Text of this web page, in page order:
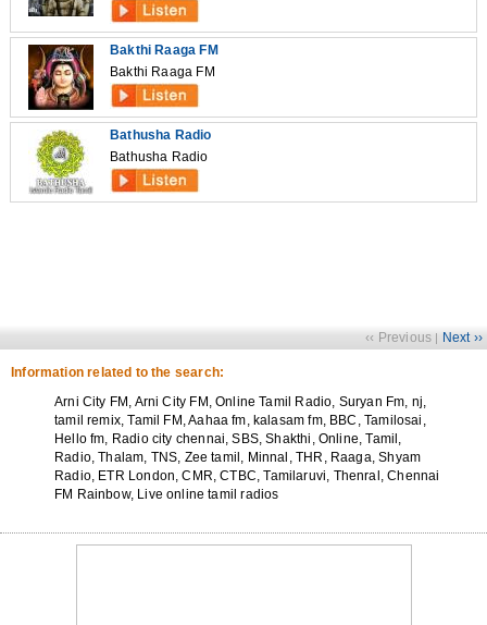
Bakthi Raaga FM
Bakthi Raaga FM
Bathusha Radio
Bathusha Radio
‹‹ Previous | Next ››
Information related to the search:
Arni City FM, Arni City FM, Online Tamil Radio, Suryan Fm, nj,
tamil remix, Tamil FM, Aahaa fm, kalasam fm, BBC, Tamilosai,
Hello fm, Radio city chennai, SBS, Shakthi, Online, Tamil,
Radio, Thalam, TNS, Zee tamil, Minnal, THR, Raaga, Shyam
Radio, ETR London, CMR, CTBC, Tamilaruvi, Thenral, Chennai
FM Rainbow, Live online tamil radios